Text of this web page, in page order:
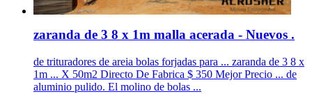
zaranda de 3 8 x 1m malla acerada - Nuevos .
de trituradores de areia bolas forjadas para ... zaranda de 3 8 x
1m ... X 50m2 Directo De Fabrica $ 350 Mejor Precio ... de
aluminio pulido. El molino de bolas ...